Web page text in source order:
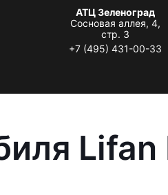
АТЦ Зеленоград
Сосновая аллея, 4,
стр. 3
+7 (495) 431-00-33
Lifan